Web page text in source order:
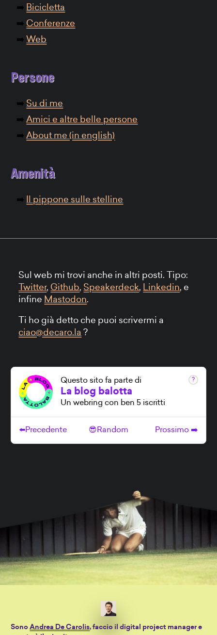
Bicicletta
Conferenze
Web
Persone
Su di me
Amici e altre belle persone
About me (in english)
Amenità
Il pippone sulle stelline
Sul web mi trovi anche in altri posti. Tipo:
Twitter, Github, Speakerdeck, Linkedin, e
infine Mastodon.
Ti ho già detto che puoi scrivermi a
ciao@decaro.la ?
SonoAndrea De Carolis, faccio il digital project manager e